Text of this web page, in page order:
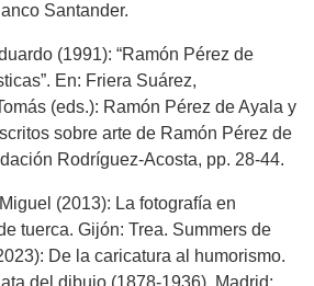
Santander.
(1991): “Ramón Pérez de
En: Friera Suárez,
(eds.): Ramón Pérez de Ayala y
sobre arte de Ramón Pérez de
Rodríguez-Acosta, pp. 28-44.
(2013): La fotografía en
tuerca. Gijón: Trea. Summers de
De la caricatura al humorismo.